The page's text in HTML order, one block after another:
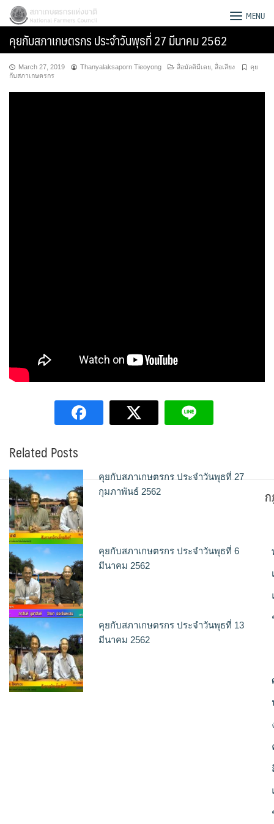
Skip
content
สภาเกษตรกรแห่งชาติ MENU
คุยกับสภาเกษตรกร ประจำวันพุธที่ 27 มีนาคม 2562
March 27, 2019 Thanyalaksaporn Tieoyong สื่อมัลติมีเดย สื่อเสียง
คุย
กับสภาเกษตรกร
Related Posts
คุยกับสภาเกษตรกร ประจำวันพุธที่ 27
กุมภาพันธ์ 2562
คุยกับสภาเกษตรกร ประจำวันพุธที่ 6
มีนาคม 2562
คุยกับสภาเกษตรกร ประจำวันพุธที่ 13
มีนาคม 2562